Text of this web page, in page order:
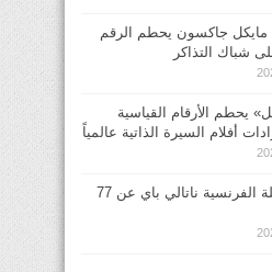
مايكل جاكسون يحطم الرقم
شباك التذاكر
يحطم الأرقام القياسية
أفلام السيرة الذاتية عالمياً
وفاة الممثلة الفرنسية ناتالي باي عن 77